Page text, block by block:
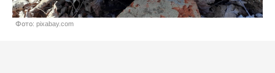
Фото: pixabay.com